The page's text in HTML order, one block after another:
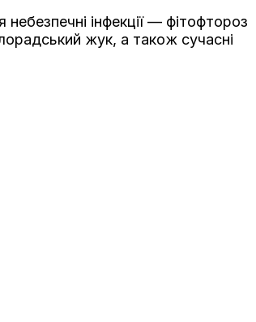
інфекції — фітофтороз
жук, а також сучасні